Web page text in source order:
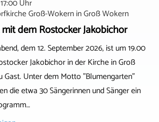
Uhr
Groß-WokerninGroß Wokern
dem Rostocker Jakobichor
dem 12. September 2026, ist um 19.00
Jakobichor in der Kirche in Groß
Gast. Unter dem Motto "Blumengarten"
die etwa 30 Sängerinnen und Sänger ein